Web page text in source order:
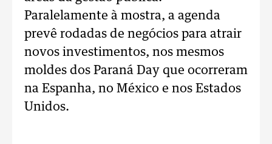
Paralelamente à mostra, a agenda
prevê rodadas de negócios para atrair
novos investimentos, nos mesmos
moldes dos Paraná Day que ocorreram
na Espanha, no México e nos Estados
Unidos.